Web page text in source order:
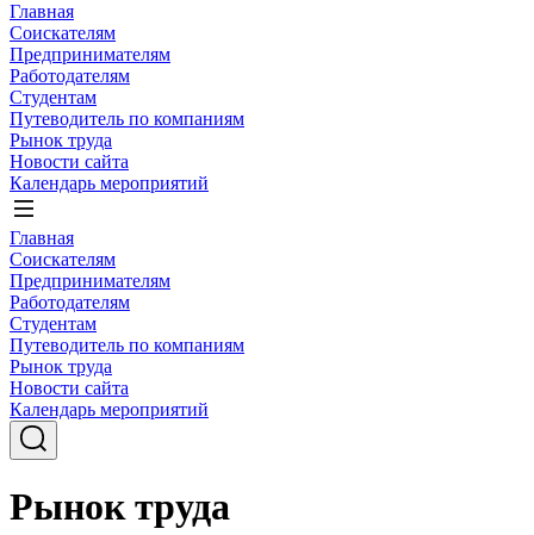
Главная
Соискателям
Предпринимателям
Работодателям
Студентам
Путеводитель по компаниям
Рынок труда
Новости сайта
Календарь мероприятий
Главная
Соискателям
Предпринимателям
Работодателям
Студентам
Путеводитель по компаниям
Рынок труда
Новости сайта
Календарь мероприятий
Рынок труда